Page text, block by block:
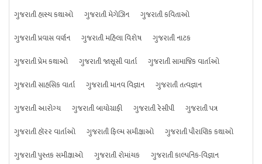
ગુજરાતી હાસ્ય કથાઓ
ગુજરાતી મેગેઝિન
ગુજરાતી કવિતાઓ
ગુજરાતી પ્રવાસ વર્ણન
ગુજરાતી મહિલા વિશેષ
ગુજરાતી નાટક
ગુજરાતી પ્રેમ કથાઓ
ગુજરાતી જાસૂસી વાર્તા
ગુજરાતી સામાજિક વાર્તાઓ
ગુજરાતી સાહસિક વાર્તા
ગુજરાતી માનવ વિજ્ઞાન
ગુજરાતી તત્વજ્ઞાન
ગુજરાતી આરોગ્ય
ગુજરાતી બાયોગ્રાફી ગુજરાતી રેસીપી
ગુજરાતી પત્ર
ગુજરાતી હૉરર વાર્તાઓ
ગુજરાતી ફિલ્મ સમીક્ષાઓ
ગુજરાતી પૌરાણિક કથાઓ
ગુજરાતી પુસ્તક સમીક્ષાઓ
ગુજરાતી રોમાંચક ગુજરાતી કાલ્પનિક-વિજ્ઞાન